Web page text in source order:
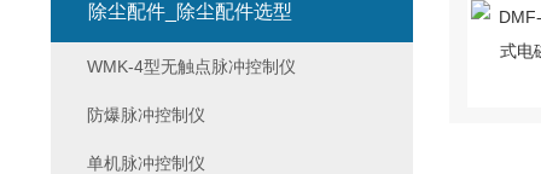
除尘配件_除尘配件选型
WMK-4型无触点脉冲控制仪
防爆脉冲控制仪
单机脉冲控制仪